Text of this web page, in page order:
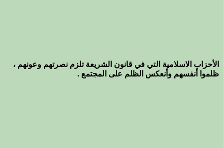
الأحزاب الاسلامية التي في قانون الشريعة تلزم نصرتهم وعونهم ،
ظلموا أنفسهم وأنعكس الظلم على المجتمع .